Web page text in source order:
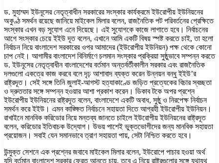
ড. মুহাম্মদ ইউনূসের নেতৃত্বাধীন সরকারের সংস্কার কার্যক্রমে ইউরোপীয় ইউনিয়নের
অকুণ্ঠ সমর্থন রয়েছে জানিয়ে মাইকেল মিলার বলেন, রাজনৈতিক পট পরিবর্তনের প্রেক্ষিতে
সংস্কার এখন বড় সুযোগ এনে দিয়েছে। এই সুযোগকে কাজে লাগাতে হবে। নির্বাচনের
আগে সংস্কার চেয়ে ইইউ দূত বলেন, এখানে আমি একটি বিষয় স্পষ্ট করতে চাই, তা হলো
নির্বাচন নিয়ে বাংলাদেশ সরকারের ওপর আমাদের (ইউরোপীয় ইউনিয়ন) পক্ষ থেকে কোনো
চাপ নেই। আগামীর বাংলাদেশ বিনির্মাণে চলমান সংস্কার প্রক্রিয়া সুষ্ঠুভাবে সম্পন্ন করতে
ড. ইউনূসের নেতৃত্বাধীন বাংলাদেশের বর্তমান অন্তর্বর্তীকালীন সরকার এবং রাজনৈতিক
দলগুলো একত্রে কাজ করবে বলে দৃঢ় আশাবাদ ব্যক্ত করেন উন্নয়ন বন্ধু ইইউ’র
রাষ্ট্রদূত। সেই সঙ্গে তিনি জুলাই-আগস্ট হত্যাকাণ্ডে জড়িত প্রত্যেকের বিচার স্বচ্ছতা
ও দ্রুততার সঙ্গে সম্পন্ন হওয়ার আশা প্রকাশ করেন। ডিকাব টকে অপর প্রশ্নে
ইউরোপীয় ইউনিয়নের রাষ্ট্রদূত বলেন, বাংলাদেশে একটি অবাধ, সুষ্ঠু ও নিরপেক্ষ নির্বাচন
সমর্থন করে ইইউ। এমন কাঙ্ক্ষিত নির্বাচনে সহায়তা দিতে আগ্রহী ইউরোপীয় ইউনিয়ন।
রাখাইনে মানবিক করিডোর নিয়ে মন্তব্য জানতে চাইলে ইউরোপীয় ইউনিয়নের রাষ্ট্রদূত
বলেন, করিডোর ইতিবাচক উদ্যোগ। উভয় পাশেই ভুক্তভোগীদের জন্য মানবিক সহায়তা
প্রয়োজন। সবাই যেন সমানভাবে ত্রাণ সহায়তা পায়, সেটা নিশ্চিত করতে হবে।
উন্মুক্ত সেশনে এক প্রশ্নের জবাবে মাইকেল মিলার বলেন, ইউরোপে পাচার হওয়া অর্থ
যদি বর্তমান বাংলাদেশ সরকার ফেরত আনতে চায়, তবে এ নিয়ে রাষ্ট্রগুলোর সঙ্গে যথাযথ